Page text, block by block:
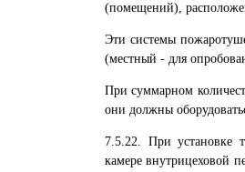
(помещений),
Эти системы
(местный - для
При суммарном
они должны
7.5.22. При установке
камере внутрицеховой